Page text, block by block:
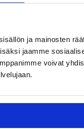
ja mainosten
jaamme
voivat